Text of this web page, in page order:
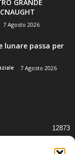
GRANDE
7 Agosto 2026
lunare passa per
7 Agosto 2026
12873